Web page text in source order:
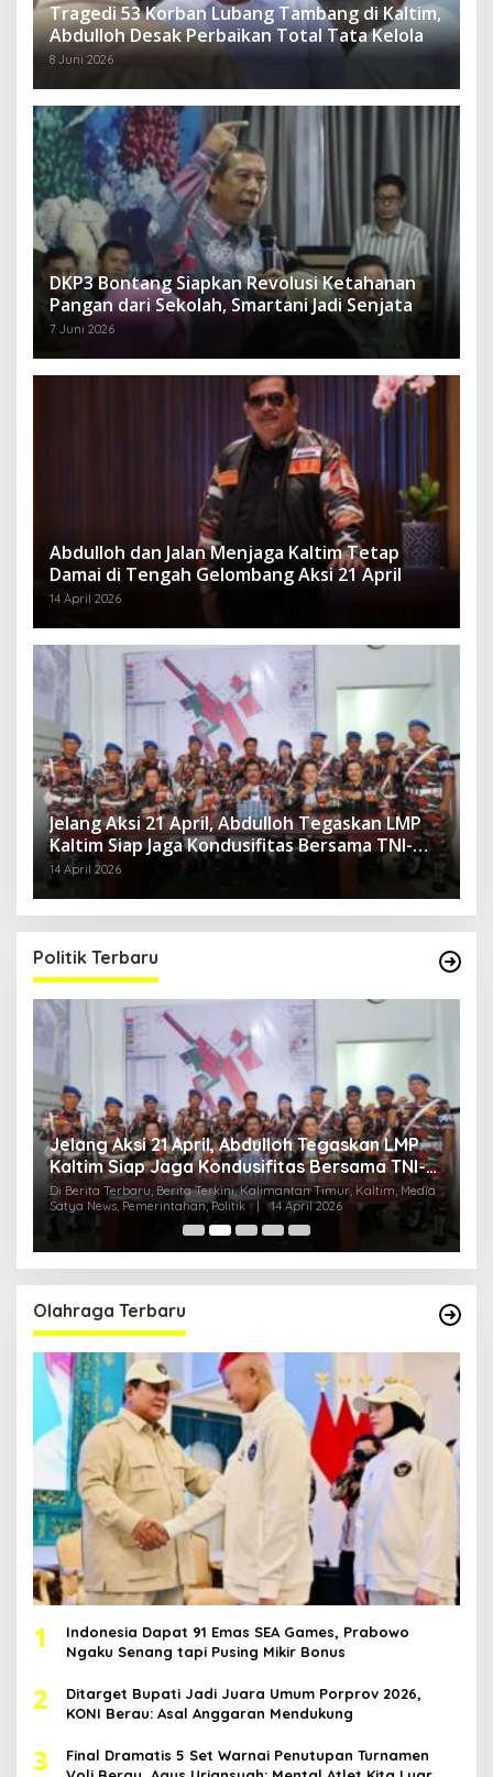
Tragedi 53 Korban Lubang Tambang di Kaltim,
Abdulloh Desak Perbaikan Total Tata Kelola
8 Juni 2026
DKP3 Bontang Siapkan Revolusi Ketahanan
Pangan dari Sekolah, Smartani Jadi Senjata
7 Juni 2026
Abdulloh dan Jalan Menjaga Kaltim Tetap
Damai di Tengah Gelombang Aksi 21 April
14 April 2026
Jelang Aksi 21 April, Abdulloh Tegaskan LMP
Kaltim Siap Jaga Kondusifitas Bersama TNI-
Polri
14 April 2026
Politik Terbaru
Jelang Aksi 21 April, Abdulloh Tegaskan LMP
Kaltim Siap Jaga Kondusifitas Bersama TNI-
Polri
Di Berita Terbaru, Berita Terkini, Kalimantan Timur, Kaltim, Media
Satya News, Pemerintahan, Politik
| 14 April 2026
Olahraga Terbaru
1
Indonesia Dapat 91 Emas SEA Games, Prabowo
Ngaku Senang tapi Pusing Mikir Bonus
2
Ditarget Bupati Jadi Juara Umum Porprov 2026,
KONI Berau: Asal Anggaran Mendukung
3
Final Dramatis 5 Set Warnai Penutupan Turnamen